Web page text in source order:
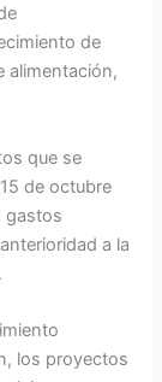
de
alimentación,
que se
de octubre
gastos
a la
los proyectos